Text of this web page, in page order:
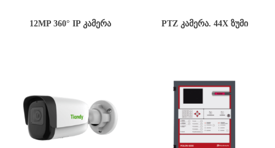
12MP 360° IP ᲙᲐᲛᲔᲠᲐ PTZ ᲙᲐᲛᲔᲠᲐ. 44X ᲖᲣᲛᲘ